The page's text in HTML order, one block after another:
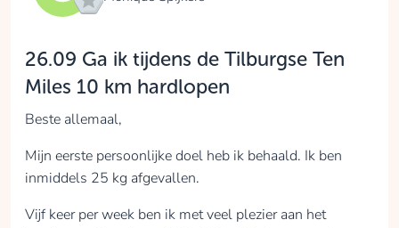
26.09 Ga ik tijdens de Tilburgse Ten
Miles 10 km hardlopen
Beste allemaal,
Mijn eerste persoonlijke doel heb ik behaald. Ik ben
inmiddels 25 kg afgevallen.
Vijf keer per week ben ik met veel plezier aan het